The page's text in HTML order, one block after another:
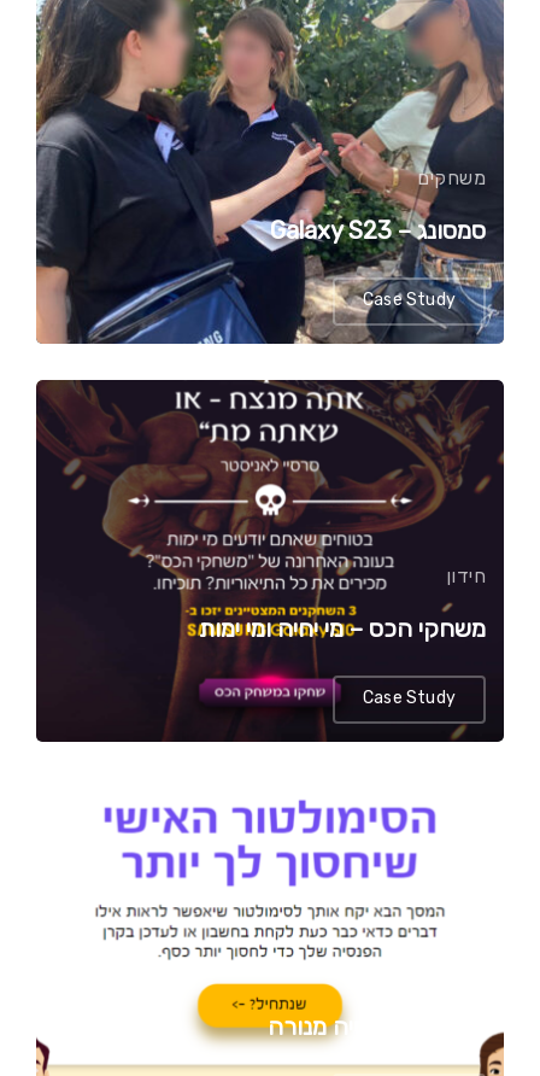
משחקים
סמסונג – Galaxy S23
Case Study
חידון
משחקי הכס – מי יחיה ומי ימות
Case Study
מחשבון הפנסיה מנורה